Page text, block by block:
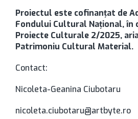
Proiectul este cofinanțat de
Fondului Cultural Național, în
Proiecte Culturale 2/2025,
Patrimoniu Cultural Material.
Contact:
Nicoleta-Geanina Ciubotaru
nicoleta.ciubotaru@artbyte.ro